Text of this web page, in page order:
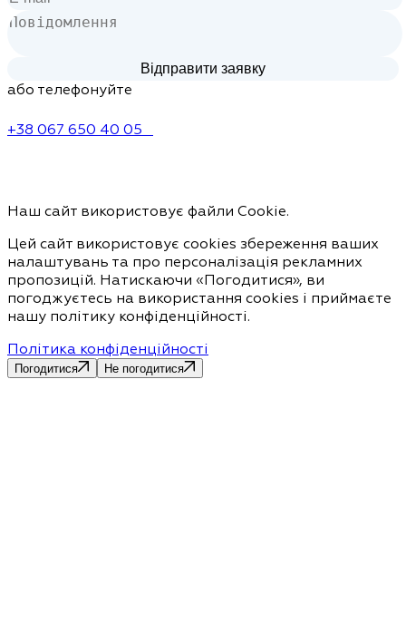
або телефонуйте
+38 067 650 40 05
Наш сайт використовує файли Cookie.
Цей сайт використовує cookies збереження ваших
налаштувань та про персоналізація рекламних
пропозицій. Натискаючи «Погодитися», ви
погоджуєтесь на використання cookies і приймаєте
нашу політику конфіденційності.
Політика конфіденційності
Погодитися Не погодитися